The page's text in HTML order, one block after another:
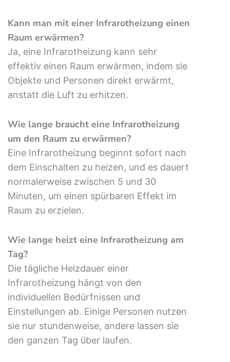
Kann man mit einer Infrarotheizung einen
Raum erwärmen?
Ja, eine Infrarotheizung kann sehr
effektiv einen Raum erwärmen, indem sie
Objekte und Personen direkt erwärmt,
anstatt die Luft zu erhitzen.
Wie lange braucht eine Infrarotheizung
um den Raum zu erwärmen?
Eine Infrarotheizung beginnt sofort nach
dem Einschalten zu heizen, und es dauert
normalerweise zwischen 5 und 30
Minuten, um einen spürbaren Effekt im
Raum zu erzielen.
Wie lange heizt eine Infrarotheizung am
Tag?
Die tägliche Heizdauer einer
Infrarotheizung hängt von den
individuellen Bedürfnissen und
Einstellungen ab. Einige Personen nutzen
sie nur stundenweise, andere lassen sie
den ganzen Tag über laufen.